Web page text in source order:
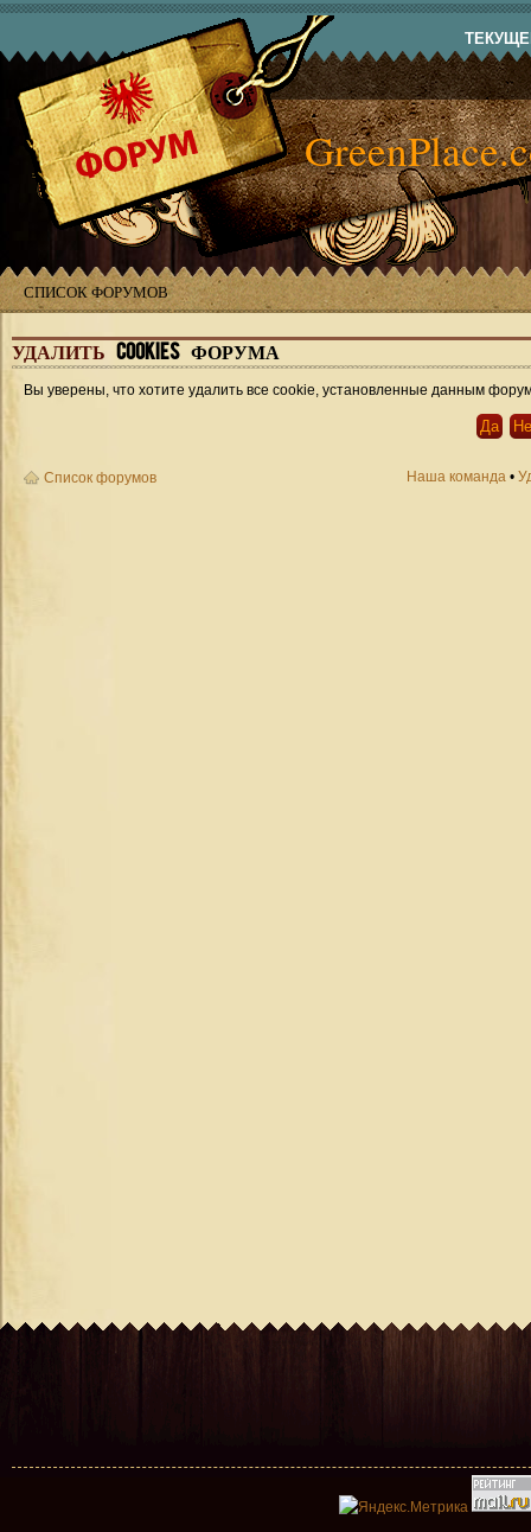
СПИСОК ФОРУМОВ
УДАЛИТЬ COOKIES ФОРУМА
Вы уверены, что хотите удалить все cookie, установленные данным
Список форумов Наша команда •